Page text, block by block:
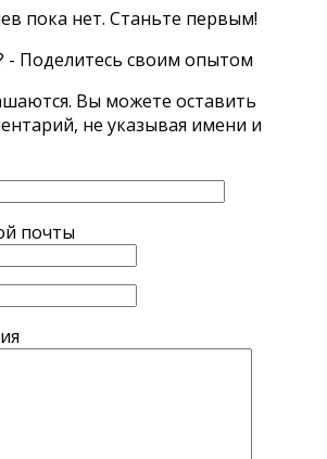
пока нет. Станьте первым!
- Поделитесь своим опытом
Вы можете оставить
не указывая имени и
почты